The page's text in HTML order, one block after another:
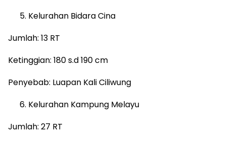
Kelurahan Bidara Cina
Jumlah: 13 RT
Ketinggian: 180 s.d 190 cm
Penyebab: Luapan Kali Ciliwung
Kelurahan Kampung Melayu
Jumlah: 27 RT